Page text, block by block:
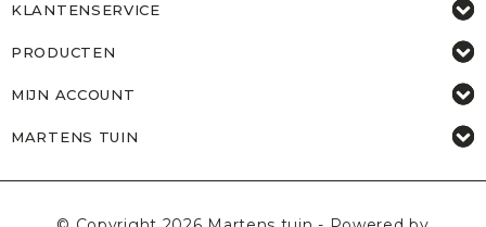
KLANTENSERVICE
PRODUCTEN
MIJN ACCOUNT
MARTENS TUIN